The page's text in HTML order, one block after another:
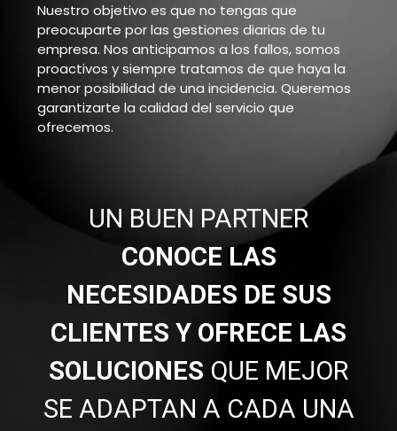
Nuestro objetivo es que no tengas que
preocupartepor las gestiones diarias de tu
empresa. Nos anticipamos a los fallos, somos
proactivos y siempre tratamos de que haya la
menor posibilidad de una incidencia. Queremos
garantizarte la calidad del servicio que
ofrecemos.
UN BUEN PARTNER
CONOCE LAS
NECESIDADES DE SUS
CLIENTES Y OFRECE LAS
SOLUCIONES QUE MEJOR
SE ADAPTAN A CADA UNA